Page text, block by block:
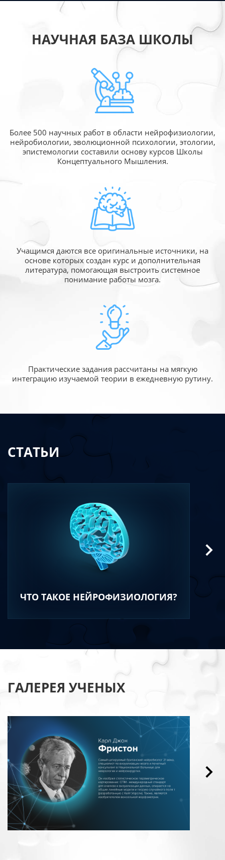
НАУЧНАЯ БАЗА ШКОЛЫ
Более 500 научных работ в области нейрофизиологии,
нейробиологии, эволюционной психологии, этологии,
эпистемологии составили основу курсов Школы
Концептуального Мышления.
Учащимся даются все оригинальные источники, на
основе которых создан курс и дополнительная
литература, помогающая выстроить системное
понимание работы мозга.
Практические задания рассчитаны на мягкую
интеграцию изучаемой теории в ежедневную рутину.
СТАТЬИ
ЧТО ТАКОЕ НЕЙРОФИЗИОЛОГИЯ?
ГАЛЕРЕЯ УЧЕНЫХ